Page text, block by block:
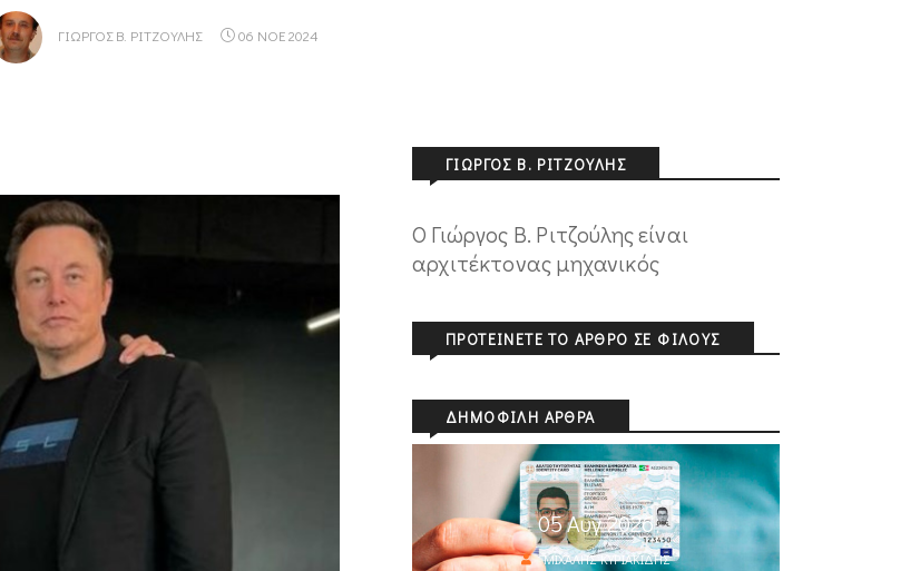
ΓΙΏΡΓΟΣ Β. ΡΙΤΖΟΎΛΗΣ 06 ΝΟΕ 2024
ΓΙΏΡΓΟΣ Β. ΡΙΤΖΟΎΛΗΣ
Ο Γιώργος Β. Ριτζούλης είναι
αρχιτέκτονας μηχανικός
ΠΡΟΤΕΊΝΕΤΕ ΤΟ ΆΡΘΡΟ ΣΕ ΦΊΛΟΥΣ
ΔΗΜΟΦΙΛΉ ΆΡΘΡΑ
05 Αυγ 2026
ΜΙΧΆΛΗΣ ΚΥΡΙΑΚΊΔΗΣ